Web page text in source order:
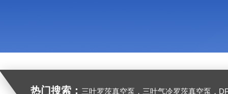
热门搜索： 三叶罗茨真空泵，三叶气冷罗茨真空泵，